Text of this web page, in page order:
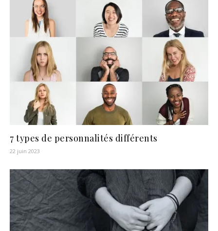
7 types de personnalités différents
22 juin 2023